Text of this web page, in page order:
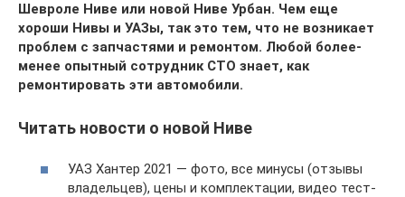
Шевроле Ниве или новой Ниве Урбан. Чем еще
хороши Нивы и УАЗы, так это тем, что не возникает
проблем с запчастями и ремонтом. Любой более-
менее опытный сотрудник СТО знает, как
ремонтировать эти автомобили.
Читать новости о новой Ниве
УАЗ Хантер 2021 — фото, все минусы (отзывы
владельцев), цены и комплектации, видео тест-